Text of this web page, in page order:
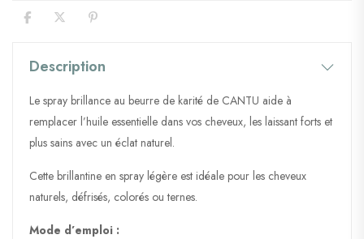
Description
Le spray brillance au beurre de karité de CANTU aide à
remplacer l’huile essentielle dans vos cheveux, les laissant forts et
plus sains avec un éclat naturel.
Cette brillantine en spray légère est idéale pour les cheveux
naturels, défrisés, colorés ou ternes.
Mode d’emploi :